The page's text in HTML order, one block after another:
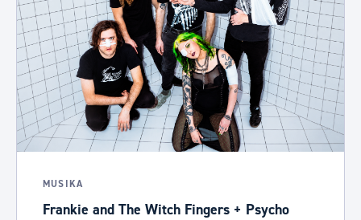
MUSIKA
Frankie and The Witch Fingers + Psycho